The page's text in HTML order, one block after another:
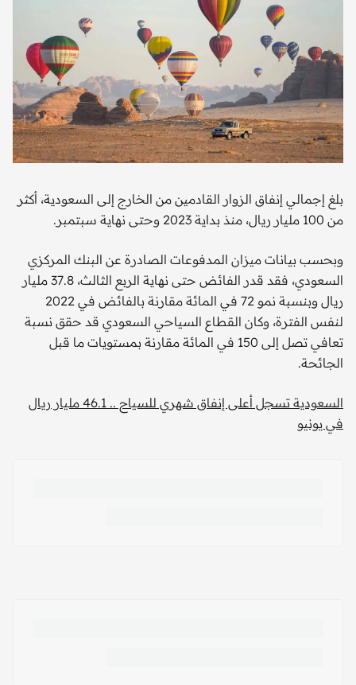
بلغ إجمالي إنفاق الزوار القادمين من الخارج إلى السعودية، أكثر
من 100 مليار ريال، منذ بداية 2023 وحتى نهاية سبتمبر.
وبحسب بيانات ميزان المدفوعات الصادرة عن البنك المركزي
السعودي، فقد قدر الفائض حتى نهاية الربع الثالث، 37.8 مليار
ريال وبنسبة نمو 72 في المائة مقارنة بالفائض في 2022
لنفس الفترة، وكان القطاع السياحي السعودي قد حقق نسبة
تعافي تصل إلى 150 في المائة مقارنة بمستويات ما قبل
الجائحة.
السعودية تسجل أعلى إنفاق شهري للسياح .. 46.1 مليار ريال
في يونيو